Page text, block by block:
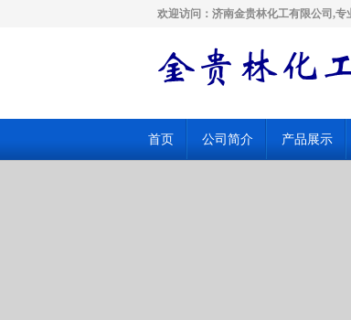
欢迎访问：济南金贵林化工有限公司,
首页 公司简介 产品展示